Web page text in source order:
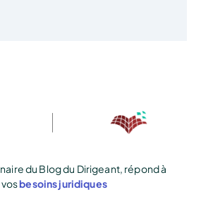
du Blog du Dirigeant, répond à
vosbesoins juridiques